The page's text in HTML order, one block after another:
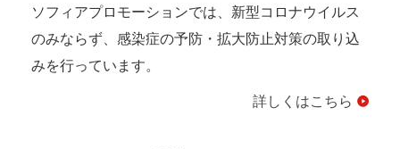
ソフィアプロモーションでは、新型コロナウイルス
のみならず、感染症の予防・拡大防止対策の取り込
みを行っています。
詳しくはこちら